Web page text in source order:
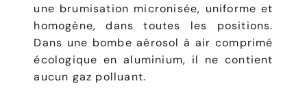
une brumisation micronisée, uniforme et
homogène, dans toutes les positions.
Dans une bombe aérosol à air comprimé
écologique en aluminium, il ne contient
aucun gaz polluant.